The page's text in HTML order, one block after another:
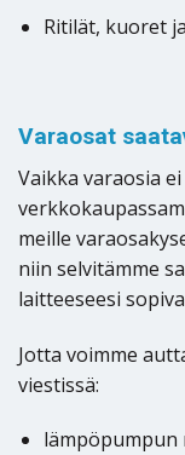
Ritilät, kuoret
Varaosat
Vaikka varaosia
meille
niin selvitämme
laitteeseesi
Jotta voimme
viestissä:
lämpöpumpun